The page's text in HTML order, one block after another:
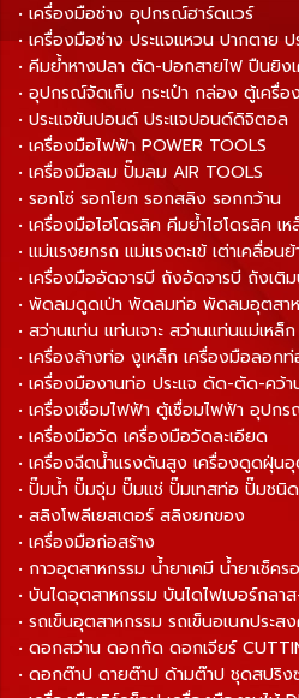
• เครื่องมือช่าง อุปกรณ์ฮาร์ดแวร์
• เครื่องมือช่าง ประแจแหวน ปากตาย
• คีมย้ำหางปลา ตัด-ปอกสายไฟ ปืนยิงเ
• อุปกรณ์จัดเก็บ กระเป๋า กล่อง ตู้เครื่อ
• ประแจขันปอนด์ ประแจปอนด์ดิจิตอล
• เครื่องมือไฟฟ้า POWER TOOLS
• เครื่องมือลม ปั๊มลม AIR TOOLS
• รอกโซ่ รอกโยก รอกสลิง รอกกว้าน
• เครื่องมือไฮโดรลิค คีมย้ำไฮโดรลิค เ
• แม่แรงยกรถ แม่แรงตะเข้ เต่าเคลื่อน
• เครื่องมืออัดจารบี ถังอัดจารบี ถังเติ
• พัดลมดูดเป่า พัดลมท่อ พัดลมอุตสา
• สว่านแท่น แท่นเจาะ สว่านแท่นแม่เหล็ก
• เครื่องล้างท่อ งูเหล็ก เครื่องมือลอก
• เครื่องมืองานท่อ ประแจ ดัด-ตัด-คว้
• เครื่องเชื่อมไฟฟ้า ตู้เชื่อมไฟฟ้า อุปก
• เครื่องมือวัด เครื่องมือวัดละเอียด
• เครื่องฉีดน้ำแรงดันสูง เครื่องดูดฝุ่น
• ปั๊มน้ำ ปั๊มจุ่ม ปั๊มแช่ ปั๊มเทสท่อ ปั๊มชนิ
• สลิงโพลีเยสเตอร์ สลิงยกของ
• เครื่องมือก่อสร้าง
• กาวอุตสาหกรรม น้ำยาเคมี น้ำยาเช็คร
• บันไดอุตสาหกรรม บันไดไฟเบอร์กลา
• รถเข็นอุตสาหกรรม รถเข็นอเนกประส
• ดอกสว่าน ดอกกัด ดอกเจียร์
• ดอกต๊าป ดายต๊าป ด้ามต๊าป ชุดสปริง